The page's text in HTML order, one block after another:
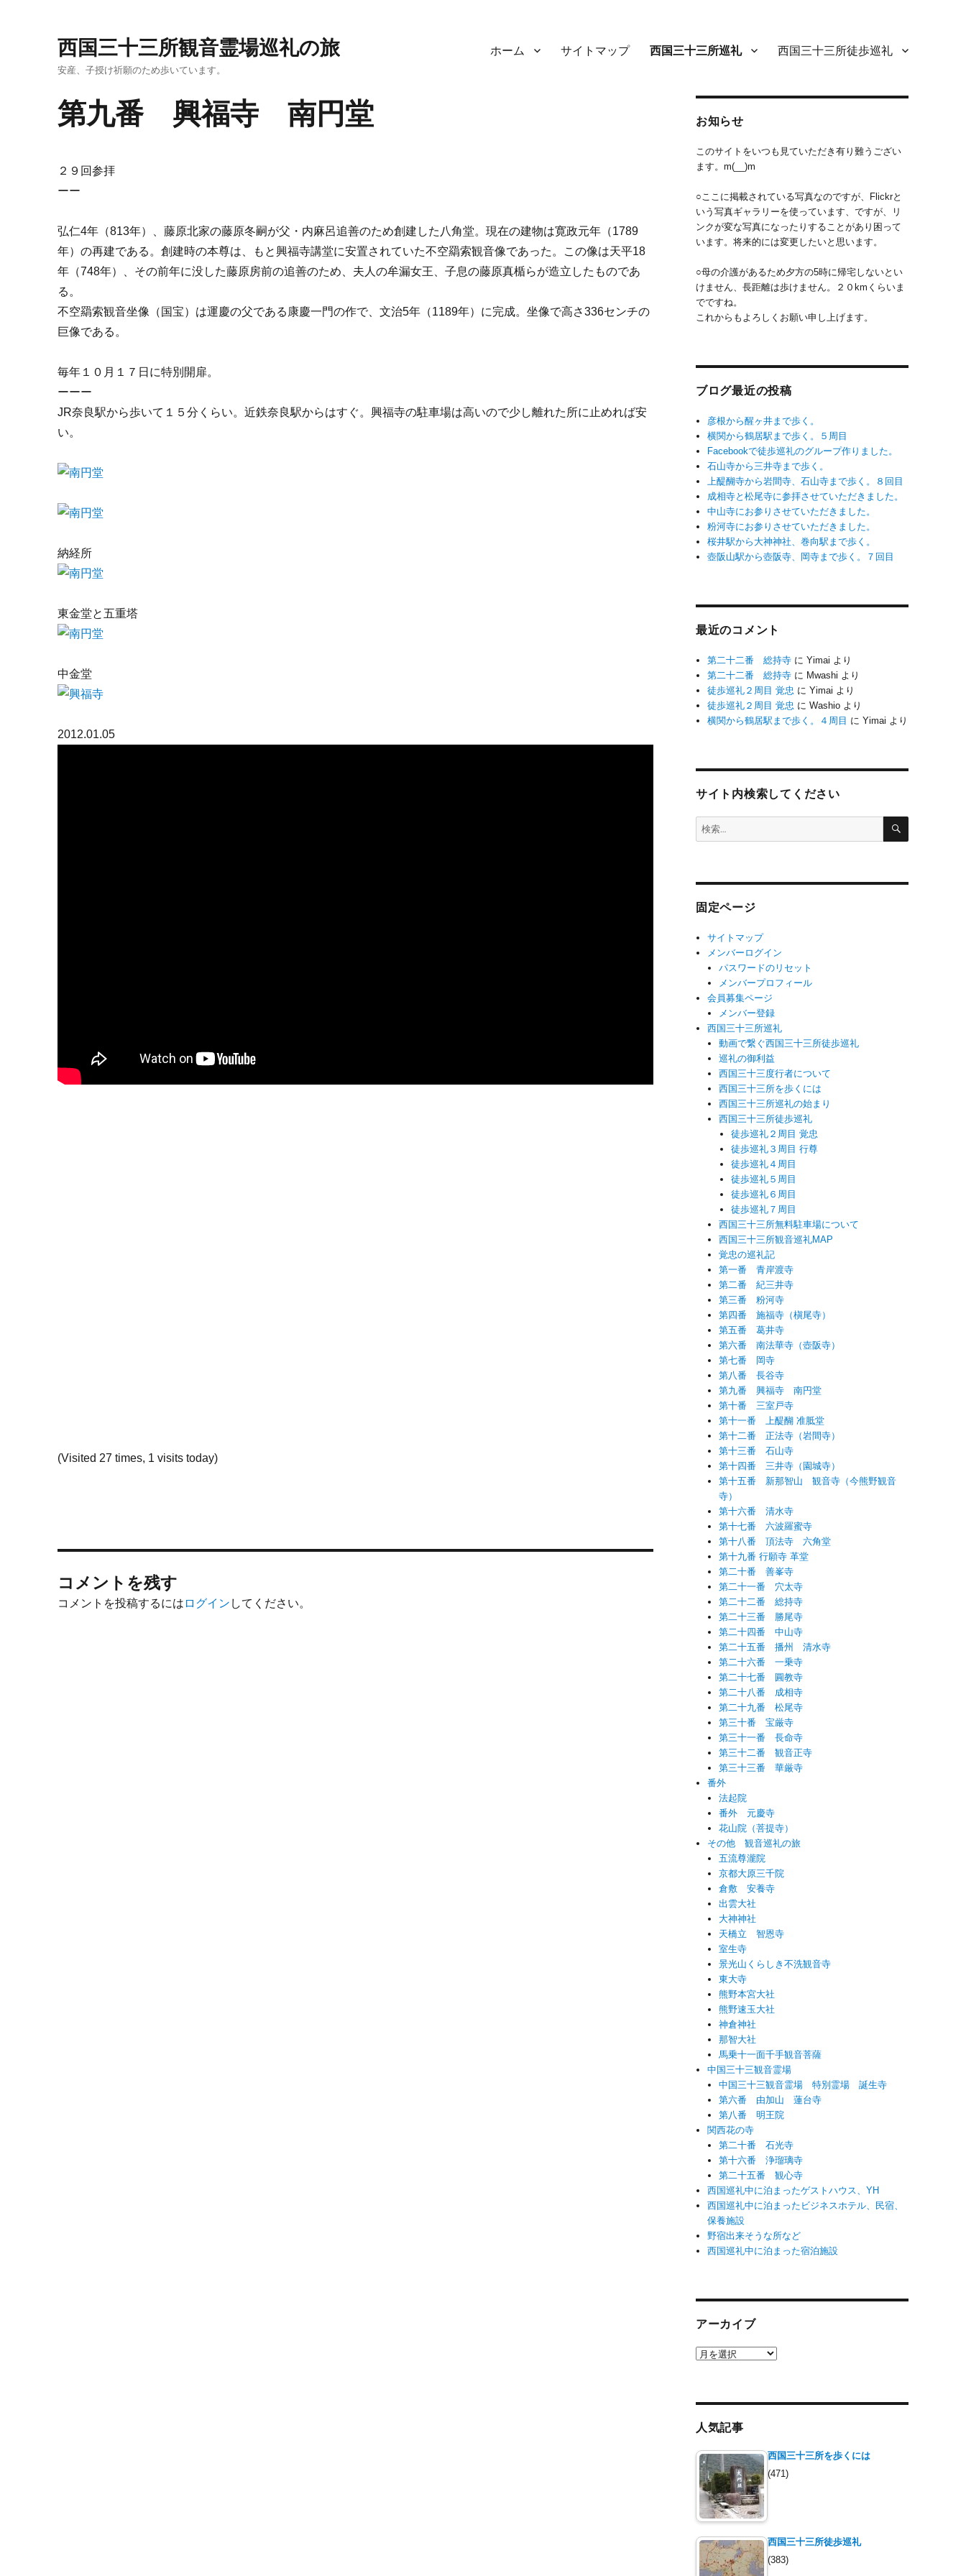
西国三十三所観音霊場巡礼の旅
安産、子授け祈願のため歩いています。
ホーム サイトマップ 西国三十三所巡礼 西国三十三所徒歩巡礼
第九番 興福寺 南円堂
２９回参拝
ーー
弘仁4年（813年）、藤原北家の藤原冬嗣が父・内麻呂追善のため創建した八角堂。現在の建物は寛政元年（1789
年）の再建である。創建時の本尊は、もと興福寺講堂に安置されていた不空羂索観音像であった。この像は天平18
年（748年）、その前年に没した藤原房前の追善のため、夫人の牟漏女王、子息の藤原真楯らが造立したものであ
る。
不空羂索観音坐像（国宝）は運慶の父である康慶一門の作で、文治5年（1189年）に完成。坐像で高さ336センチの
巨像である。
毎年１０月１７日に特別開扉。
ーーー
JR奈良駅から歩いて１５分くらい。近鉄奈良駅からはすぐ。興福寺の駐車場は高いので少し離れた所に止めれば安
い。
納経所
東金堂と五重塔
中金堂
2012.01.05
(Visited 27 times, 1 visits today)
コメントを残す
コメントを投稿するには ログイン してください。
お知らせ
このサイトをいつも見ていただき有り難うござい
ます。m(__)m
○ここに掲載されている写真なのですが、Flickrと
いう写真ギャラリーを使っています、ですが、リ
ンクが変な写真になったりすることがあり困って
います。将来的には変更したいと思います。
○母の介護があるため夕方の5時に帰宅しないとい
けません、長距離は歩けません。２０kmくらいま
でですね。
これからもよろしくお願い申し上げます。
ブログ最近の投稿
彦根から醒ヶ井まで歩く。
横関から鶴居駅まで歩く。５周目
Facebookで徒歩巡礼のグループ作りました。
石山寺から三井寺まで歩く。
上醍醐寺から岩間寺、石山寺まで歩く。８回目
成相寺と松尾寺に参拝させていただきました。
中山寺にお参りさせていただきました。
粉河寺にお参りさせていただきました。
桜井駅から大神神社、巻向駅まで歩く。
壺阪山駅から壺阪寺、岡寺まで歩く。７回目
最近のコメント
第二十二番 総持寺 にYimai より
第二十二番 総持寺 に Mwashi より
徒歩巡礼２周目 覚忠 にYimai より
徒歩巡礼２周目 覚忠 にWashio より
横関から鶴居駅まで歩く。４周目 にYimai より
サイト内検索してください
検
索:
検
固定ページ
サイトマップ
メンバーログイン
パスワードのリセット
メンバープロフィール
会員募集ページ
メンバー登録
西国三十三所巡礼
動画で繋ぐ西国三十三所徒歩巡礼
巡礼の御利益
西国三十三度行者について
西国三十三所を歩くには
西国三十三所巡礼の始まり
西国三十三所徒歩巡礼
徒歩巡礼２周目 覚忠
徒歩巡礼３周目 行尊
徒歩巡礼４周目
徒歩巡礼５周目
徒歩巡礼６周目
徒歩巡礼７周目
西国三十三所無料駐車場について
西国三十三所観音巡礼MAP
覚忠の巡礼記
第一番 青岸渡寺
第二番 紀三井寺
第三番 粉河寺
第四番 施福寺（槇尾寺）
第五番 葛井寺
第六番 南法華寺（壺阪寺）
第七番 岡寺
第八番 長谷寺
第九番 興福寺 南円堂
第十番 三室戸寺
第十一番 上醍醐 准胝堂
第十二番 正法寺（岩間寺）
第十三番 石山寺
第十四番 三井寺（園城寺）
第十五番 新那智山 観音寺（今熊野観音
寺）
第十六番 清水寺
第十七番 六波羅蜜寺
第十八番 頂法寺 六角堂
第十九番 行願寺 革堂
第二十番 善峯寺
第二十一番 穴太寺
第二十二番 総持寺
第二十三番 勝尾寺
第二十四番 中山寺
第二十五番 播州 清水寺
第二十六番 一乗寺
第二十七番 圓教寺
第二十八番 成相寺
第二十九番 松尾寺
第三十番 宝厳寺
第三十一番 長命寺
第三十二番 観音正寺
第三十三番 華厳寺
番外
法起院
番外 元慶寺
花山院（菩提寺）
その他 観音巡礼の旅
五流尊瀧院
京都大原三千院
倉敷 安養寺
出雲大社
大神神社
天橋立 智恩寺
室生寺
景光山くらしき不洗観音寺
東大寺
熊野本宮大社
熊野速玉大社
神倉神社
那智大社
馬乗十一面千手観音菩薩
中国三十三観音霊場
中国三十三観音霊場 特別霊場 誕生寺
第六番 由加山 蓮台寺
第八番 明王院
関西花の寺
第二十番 石光寺
第十六番 浄瑠璃寺
第二十五番 観心寺
西国巡礼中に泊まったゲストハウス、YH
西国巡礼中に泊まったビジネスホテル、民宿、
保養施設
野宿出来そうな所など
西国巡礼中に泊まった宿泊施設
アーカイブ
ア
人気記事
西国三十三所を歩くには
(471)
西国三十三所徒歩巡礼
(383)